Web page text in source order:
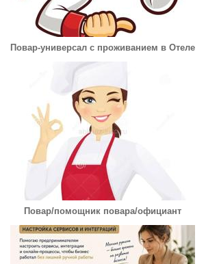
Повар-универсал с проживанием в Отеле
Повар/помощник повара/официант